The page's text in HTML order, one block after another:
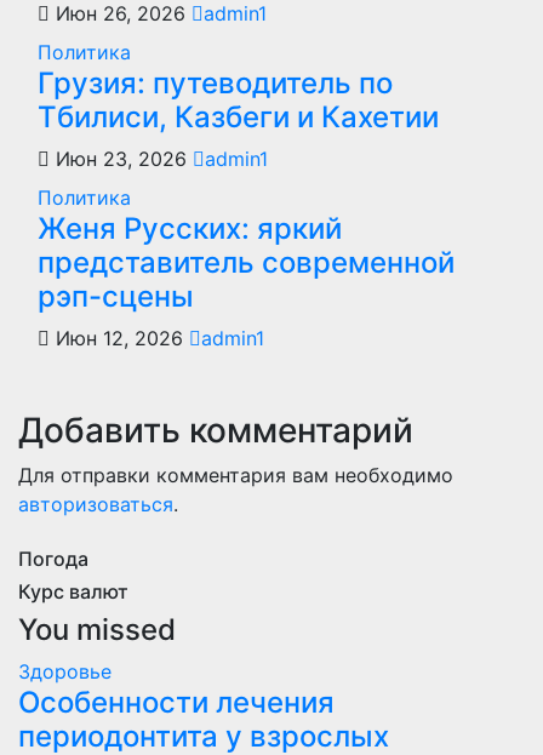
Июн 26, 2026
admin1
Политика
Грузия: путеводитель по
Тбилиси, Казбеги и Кахетии
Июн 23, 2026
admin1
Политика
Женя Русских: яркий
представитель современной
рэп-сцены
Июн 12, 2026 admin1
Добавить комментарий
Для отправки комментария вам необходимо
авторизоваться.
Погода
Курс валют
You missed
Здоровье
Особенности лечения
периодонтита у взрослых